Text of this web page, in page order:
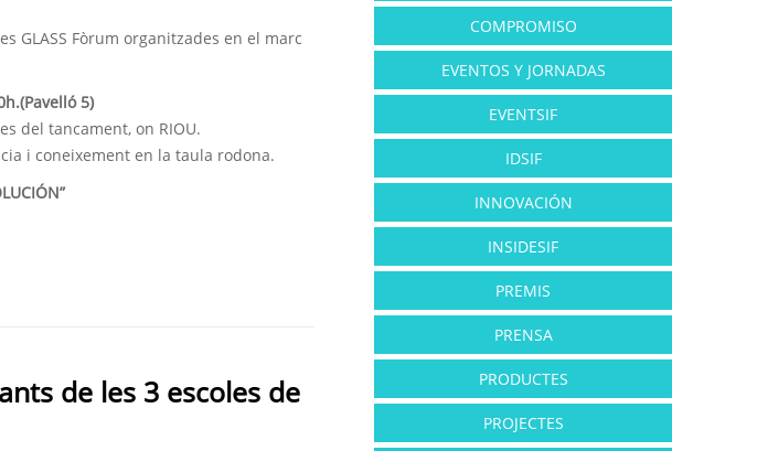
GLASS Fòrum organitzades en el marc
5)
del tancament, on RIOU.
i coneixement en la taula rodona.
de les 3 escoles de
COMPROMISO
EVENTOS Y JORNADAS
EVENTSIF
IDSIF
INNOVACIÓN
INSIDESIF
PREMIS
PRENSA
PRODUCTES
PROJECTES